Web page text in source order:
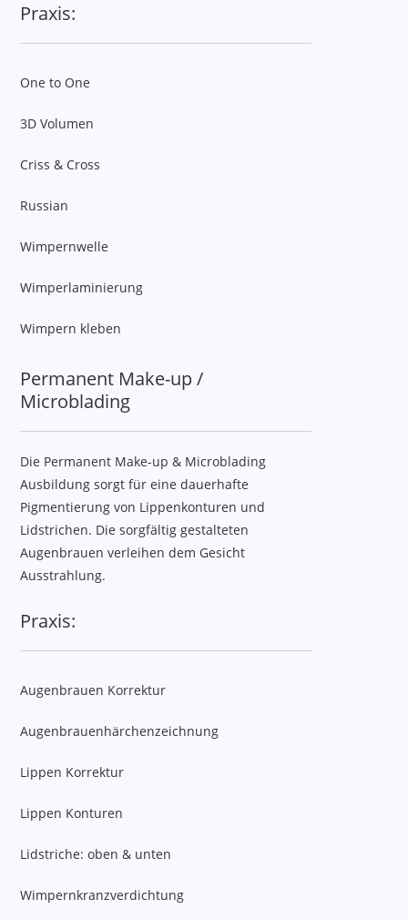
Praxis:
One to One
3D Volumen
Criss & Cross
Russian
Wimpernwelle
Wimperlaminierung
Wimpern kleben
Permanent Make-up /
Microblading
Die Permanent Make-up & Microblading
Ausbildung sorgt für eine dauerhafte
Pigmentierung von Lippenkonturen und
Lidstrichen. Die sorgfältig gestalteten
Augenbrauen verleihen dem Gesicht
Ausstrahlung.
Praxis:
Augenbrauen Korrektur
Augenbrauenhärchenzeichnung
Lippen Korrektur
Lippen Konturen
Lidstriche: oben & unten
Wimpernkranzverdichtung